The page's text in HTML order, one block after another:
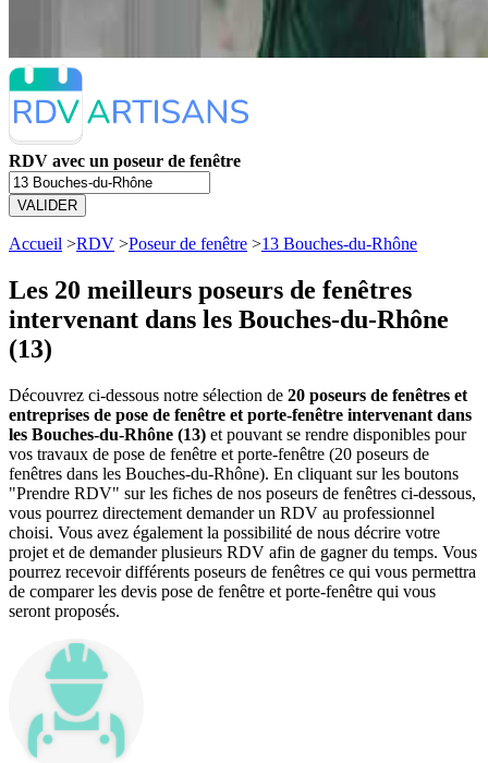
RDV avec un poseur de fenêtre
VALIDER
Accueil >RDV >Poseur de fenêtre >13 Bouches-du-Rhône
Les 20 meilleurs poseurs de fenêtres
intervenant dans les Bouches-du-Rhône
(13)
Découvrez ci-dessous notre sélection de 20 poseurs de fenêtres et
entreprises de pose de fenêtre et porte-fenêtre intervenant dans
les Bouches-du-Rhône (13) et pouvant se rendre disponibles pour
vos travaux de pose de fenêtre et porte-fenêtre (20 poseurs de
fenêtres dans les Bouches-du-Rhône). En cliquant sur les boutons
"Prendre RDV" sur les fiches de nos poseurs de fenêtres ci-dessous,
vous pourrez directement demander un RDV au professionnel
choisi. Vous avez également la possibilité de nous décrire votre
projet et de demander plusieurs RDV afin de gagner du temps. Vous
pourrez recevoir différents poseurs de fenêtres ce qui vous permettra
de comparer les devis pose de fenêtre et porte-fenêtre qui vous
seront proposés.